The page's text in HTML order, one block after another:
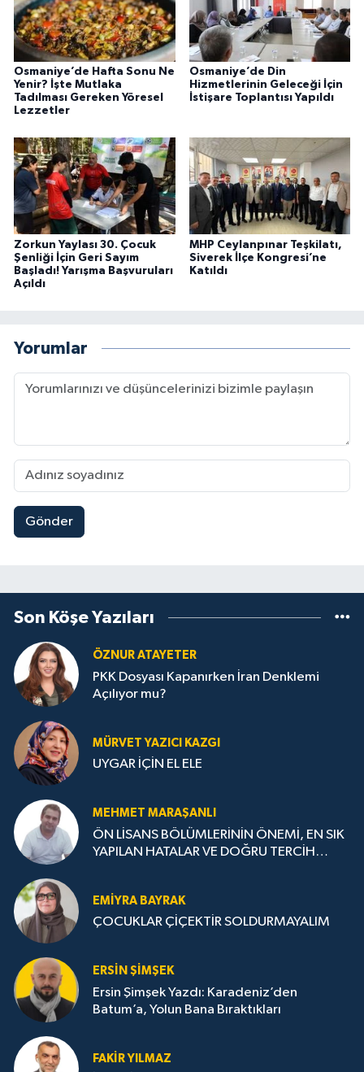
Osmaniye’de Hafta Sonu Ne
Yenir? İşte Mutlaka
Tadılması Gereken Yöresel
Lezzetler
Osmaniye’de Din
Hizmetlerinin Geleceği İçin
İstişare Toplantısı Yapıldı
Zorkun Yaylası 30. Çocuk
Şenliği İçin Geri Sayım
Başladı! Yarışma Başvuruları
Açıldı
MHP Ceylanpınar Teşkilatı,
Siverek İlçe Kongresi’ne
Katıldı
Yorumlar
Gönder
Son Köşe Yazıları
ÖZNUR ATAYETER
PKK Dosyası Kapanırken İran Denklemi
Açılıyor mu?
MÜRVET YAZICI KAZGI
UYGAR İÇİN EL ELE
MEHMET MARAŞANLI
ÖN LİSANS BÖLÜMLERİNİN ÖNEMİ, EN SIK
YAPILAN HATALAR VE DOĞRU TERCİH
EMIYRA BAYRAK
ÇOCUKLAR ÇİÇEKTİR SOLDURMAYALIM
ERSIN ŞIMŞEK
Ersin Şimşek Yazdı: Karadeniz’den
Batum’a, Yolun Bana Bıraktıkları
FAKIR YILMAZ